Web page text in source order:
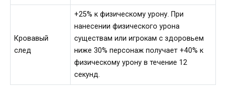
Кровавый
след
+25% к физическому урону. При
нанесении физического урона
существам или игрокам с здоровьем
ниже 30% персонаж получает +40% к
физическому урону в течение 12
секунд.